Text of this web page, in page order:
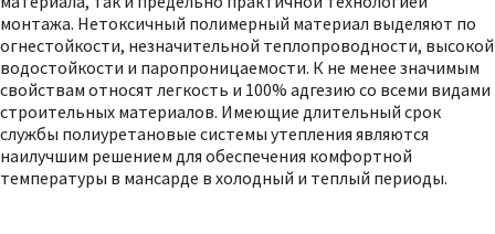
монтажа. Нетоксичный полимерный материал выделяют по
огнестойкости, незначительной теплопроводности, высокой
водостойкости и паропроницаемости. К не менее значимым
свойствам относят легкость и 100% адгезию со всеми видами
строительных материалов. Имеющие длительный срок
службы полиуретановые системы утепления являются
наилучшим решением для обеспечения комфортной
температуры в мансарде в холодный и теплый периоды.